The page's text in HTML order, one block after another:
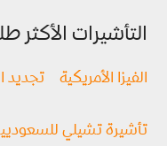
التأشيرات الأكثر
الفيزا الأمريكية تجديد
تأشيرة تشيلي